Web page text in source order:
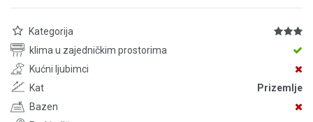
Kategorija
klima u zajedničkim prostorima
Kućni ljubimci
Kat
Prizemlje
Bazen